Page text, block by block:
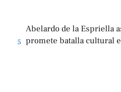
5
Abelardo de la Espriella
promete batalla cultural